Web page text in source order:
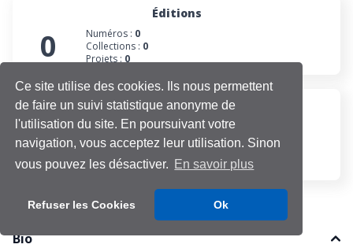
Ce site utilise des cookies. Ils nous permettent
de faire un suivi statistique anonyme de
l'utilisation du site. En poursuivant votre
navigation, vous acceptez leur utilisation. Sinon
vous pouvez les désactiver. En savoir plus
Refuser les Cookies Ok
Éditions
0 Numéros : 0
Collections : 0
Projets : 0
Participations
0 Évaluations :0
Projets :0
Cours :0
Discussions :0
Bio